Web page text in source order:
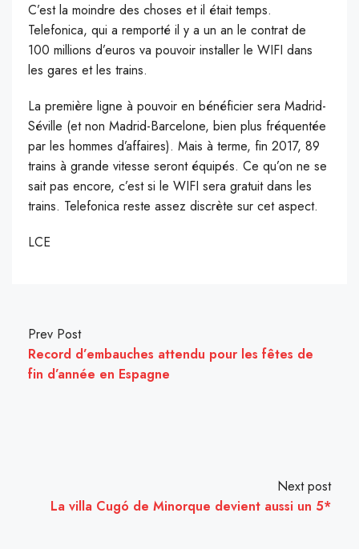
C’est la moindre des choses et il était temps.
Telefonica, qui a remporté il y a un an le contrat de
100 millions d’euros va pouvoir installer le WIFI dans
les gares et les trains.
La première ligne à pouvoir en bénéficier sera Madrid-
Séville (et non Madrid-Barcelone, bien plus fréquentée
par les hommes d’affaires). Mais à terme, fin 2017, 89
trains à grande vitesse seront équipés. Ce qu’on ne se
sait pas encore, c’est si le WIFI sera gratuit dans les
trains. Telefonica reste assez discrète sur cet aspect.
LCE
Prev Post
Record d’embauches attendu pour les fêtes de
fin d’année en Espagne
Next post
La villa Cugó de Minorque devient aussi un 5*